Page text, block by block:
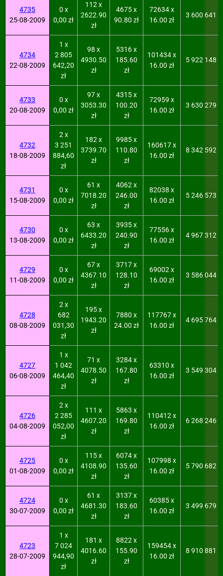
4735
25-08-2009
0 x
0,00 zł
112 x
2622.90
zł
4675 x
90.80 zł
72634 x
16.00 zł
3 600 641
4734
22-08-2009
1 x
2 805
642,20
zł
98 x
4930.50
zł
5316 x
185.60
zł
101434 x
16.00 zł
5 922 148
4733
20-08-2009
0 x
0,00 zł
97 x
3053.30
zł
4315 x
100.20
zł
72959 x
16.00 zł
3 630 279
4732
18-08-2009
2 x
3 251
884,60
zł
182 x
3739.70
zł
9985 x
110.80
zł
160617 x
16.00 zł
8 342 592
4731
15-08-2009
0 x
0,00 zł
61 x
7018.20
zł
4062 x
246.00
zł
82038 x
16.00 zł
5 246 573
4730
13-08-2009
0 x
0,00 zł
63 x
6433.20
zł
3935 x
240.90
zł
77556 x
16.00 zł
4 967 312
4729
11-08-2009
0 x
0,00 zł
67 x
4367.10
zł
3717 x
128.10
zł
69002 x
16.00 zł
3 586 044
4728
08-08-2009
2 x
682
031,30
zł
195 x
1943.20
zł
7880 x
24.00 zł
117767 x
16.00 zł
4 695 764
4727
06-08-2009
1 x
1 042
464,40
zł
71 x
4078.50
zł
3284 x
167.80
zł
63310 x
16.00 zł
3 549 304
4726
04-08-2009
2 x
2 285
052,00
zł
111 x
4607.20
zł
5863 x
169.80
zł
110412 x
16.00 zł
6 268 246
4725
01-08-2009
0 x
0,00 zł
115 x
4108.90
zł
6074 x
135.60
zł
107998 x
16.00 zł
5 790 682
4724
30-07-2009
0 x
0,00 zł
61 x
4681.30
zł
3137 x
183.60
zł
60385 x
16.00 zł
3 499 679
4723
28-07-2009
1 x
7 024
944,90
zł
181 x
4016.60
zł
8822 x
155.90
zł
159454 x
16.00 zł
8 910 881